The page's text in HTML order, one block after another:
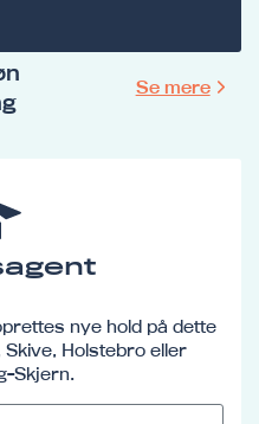
Se mere
nye hold på dette
Holstebro eller
Skjern.